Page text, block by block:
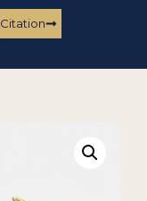
Citation